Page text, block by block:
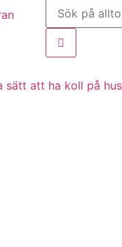
att ha koll på